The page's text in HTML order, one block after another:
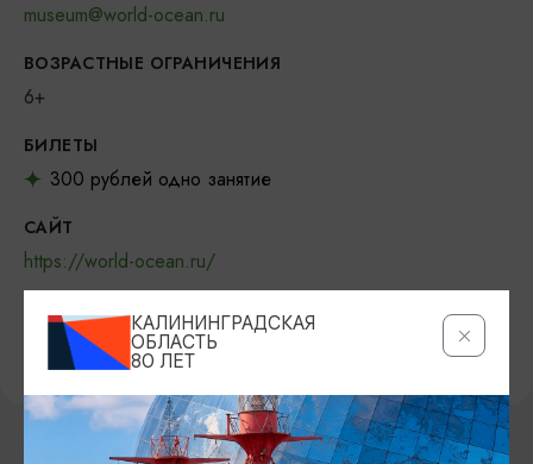
museum@world-ocean.ru
ВОЗРАСТНЫЕ ОГРАНИЧЕНИЯ
6+
БИЛЕТЫ
300 рублей одно занятие
САЙТ
https://world-ocean.ru/
ВКОНТАКТЕ
https://vk.com/mwocean
КАЛИНИНГРАДСКАЯ
ОБЛАСТЬ
80 ЛЕТ